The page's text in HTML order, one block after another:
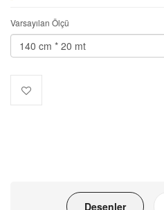
Varsayılan Ölçü
Desenler